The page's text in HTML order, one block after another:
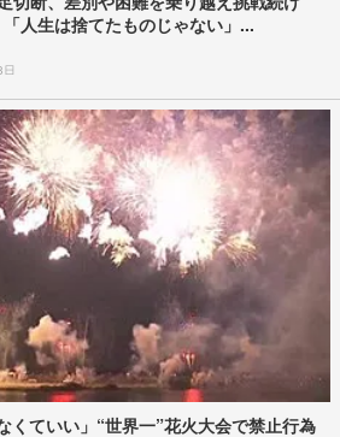
人生は捨てたものじゃない」...
くていい」“世界一”花火大会で禁止行為